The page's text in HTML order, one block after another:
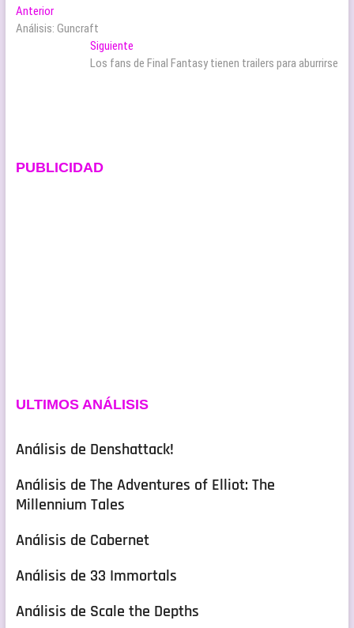
Navegación
de
AnteriorEntrada
anterior:
Análisis: Guncraft
Siguiente
siguiente:
Los fans de Final Fantasy tienen trailers para aburrirse
PUBLICIDAD
ULTIMOS ANÁLISIS
Análisis de Denshattack!
Análisis de The Adventures of Elliot: The
Millennium Tales
Análisis de Cabernet
Análisis de 33 Immortals
Análisis de Scale the Depths